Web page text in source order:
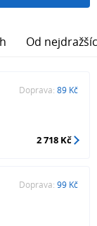
Od
Doprava: 89 Kč
2 718 Kč
Doprava: 99 Kč